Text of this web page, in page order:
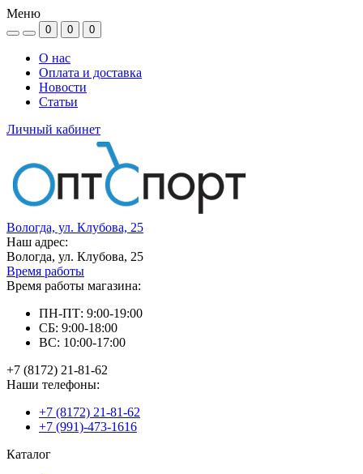
Меню
0 0 0
О нас
Оплата и доставка
Новости
Статьи
Личный кабинет
Вологда, ул. Клубова, 25
Наш адрес:
Вологда, ул. Клубова, 25
Время работы
Время работы магазина:
ПН-ПТ: 9:00-19:00
СБ: 9:00-18:00
ВС: 10:00-17:00
+7 (8172) 21-81-62
Наши телефоны:
+7 (8172) 21-81-62
+7 (991)-473-1616
Каталог